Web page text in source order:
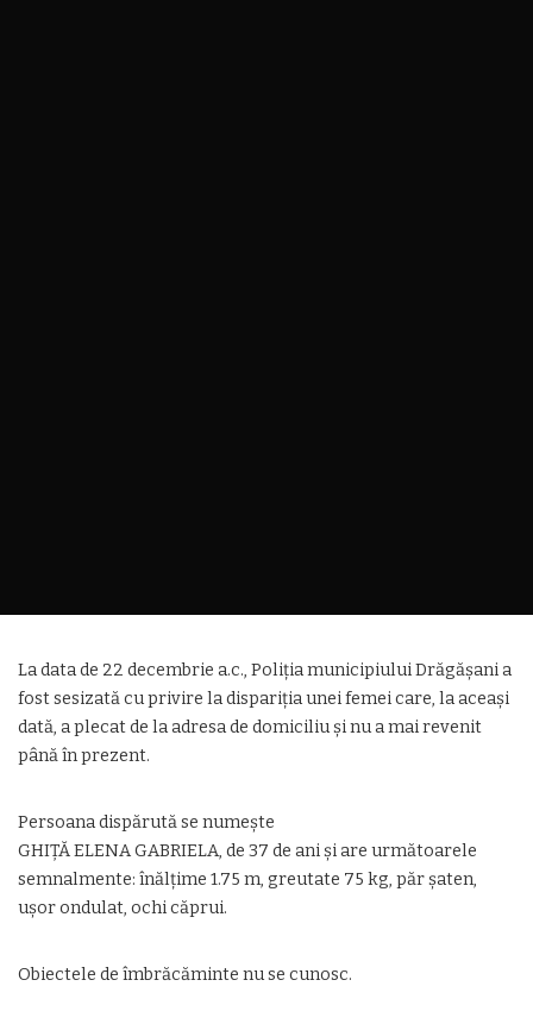
La data de 22 decembrie a.c., Poliția municipiului Drăgășani a
fost sesizată cu privire la dispariția unei femei care, la aceași
dată, a plecat de la adresa de domiciliu și nu a mai revenit
până în prezent.
Persoana dispărută se numește
GHIȚĂ ELENA GABRIELA, de 37 de ani și are următoarele
semnalmente: înălțime 1.75 m, greutate 75 kg, păr șaten,
ușor ondulat, ochi căprui.
Obiectele de îmbrăcăminte nu se cunosc.